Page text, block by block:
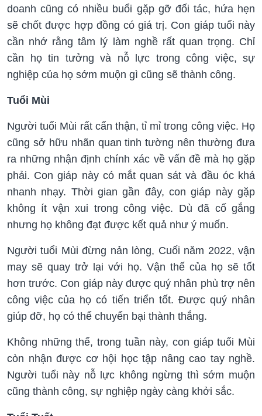
doanh cũng có nhiều buổi gặp gỡ đối tác, hứa hẹn
sẽ chốt được hợp đồng có giá trị. Con giáp tuổi này
cần nhớ rằng tâm lý làm nghề rất quan trọng. Chỉ
cần họ tin tưởng và nỗ lực trong công việc, sự
nghiệp của họ sớm muộn gì cũng sẽ thành công.
Tuổi Mùi
Người tuổi Mùi rất cẩn thận, tỉ mỉ trong công việc. Họ
cũng sở hữu nhãn quan tinh tường nên thường đưa
ra những nhận định chính xác về vấn đề mà họ gặp
phải. Con giáp này có mắt quan sát và đầu óc khá
nhanh nhạy. Thời gian gần đây, con giáp này gặp
không ít vận xui trong công việc. Dù đã cố gắng
nhưng họ không đạt được kết quả như ý muốn.
Người tuổi Mùi đừng nản lòng, Cuối năm 2022, vận
may sẽ quay trở lại với họ. Vận thế của họ sẽ tốt
hơn trước. Con giáp này được quý nhân phù trợ nên
công việc của họ có tiến triển tốt. Được quý nhân
giúp đỡ, họ có thể chuyển bại thành thắng.
Không những thế, trong tuần này, con giáp tuổi Mùi
còn nhận được cơ hội học tập nâng cao tay nghề.
Người tuổi này nỗ lực không ngừng thì sớm muộn
cũng thành công, sự nghiệp ngày càng khởi sắc.